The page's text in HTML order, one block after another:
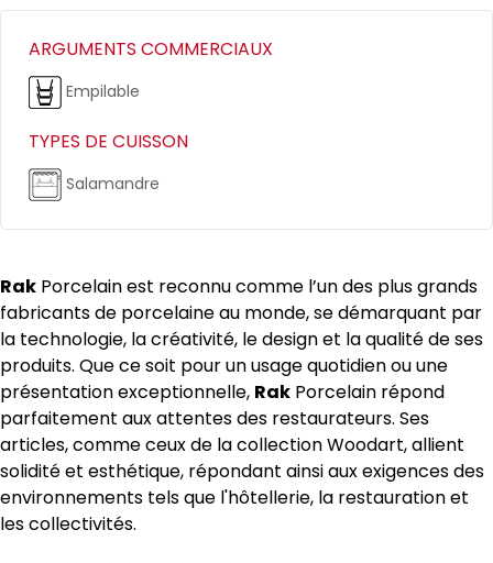
ARGUMENTS COMMERCIAUX
Empilable
TYPES DE CUISSON
Salamandre
Rak Porcelain est reconnu comme l’un des plus grands
fabricants de porcelaine au monde, se démarquant par
la technologie, la créativité, le design et la qualité de ses
produits. Que ce soit pour un usage quotidien ou une
présentation exceptionnelle, Rak Porcelain répond
parfaitement aux attentes des restaurateurs. Ses
articles, comme ceux de la collection Woodart, allient
solidité et esthétique, répondant ainsi aux exigences des
environnements tels que l'hôtellerie, la restauration et
les collectivités.